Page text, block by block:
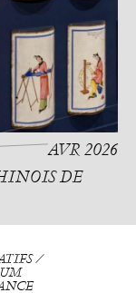
AVR 2026
DE
⁄